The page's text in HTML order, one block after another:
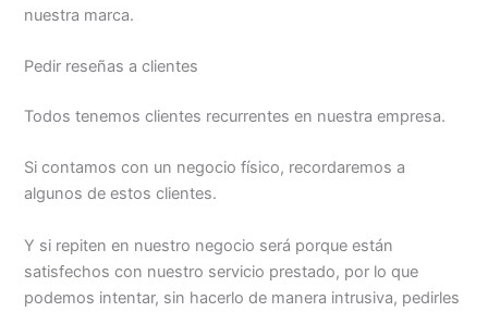
nuestra marca.
Pedir reseñas a clientes
Todos tenemos clientes recurrentes en nuestra empresa.
Si contamos con un negocio físico, recordaremos a
algunos de estos clientes.
Y si repiten en nuestro negocio será porque están
satisfechos con nuestro servicio prestado, por lo que
podemos intentar, sin hacerlo de manera intrusiva, pedirles